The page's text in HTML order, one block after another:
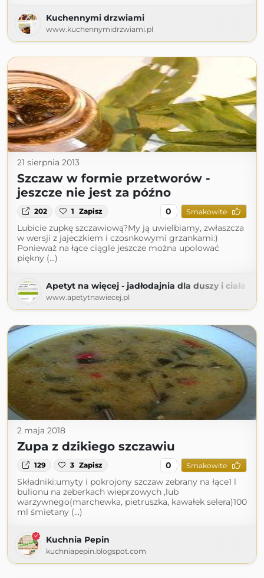
Kuchennymi drzwiami
www.kuchennymidrzwiami.pl
21 sierpnia 2013
Szczaw w formie przetworów -
jeszcze nie jest za późno
202 1 Zapisz 0 Smakowite
Lubicie zupkę szczawiową?My ją uwielbiamy, zwłaszcza
w wersji z jajeczkiem i czosnkowymi grzankami:)
Ponieważ na łące ciągle jeszcze można upolować
piękny (...)
Apetyt na więcej - jadłodajnia dla duszy i ciała
www.apetytnawiecej.pl
2 maja 2018
Zupa z dzikiego szczawiu
129 3 Zapisz 0 Smakowite
Składniki:umyty i pokrojony szczaw zebrany na łące1 l
bulionu na żeberkach wieprzowych ,lub
warzywnego(marchewka, pietruszka, kawałek selera)100
ml śmietany (...)
Kuchnia Pepin
kuchniapepin.blogspot.com